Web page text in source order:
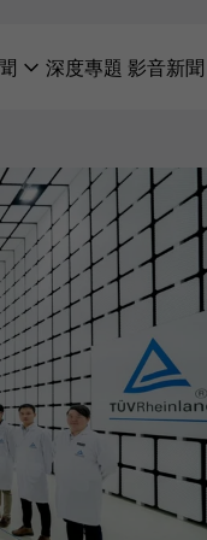
深度專題 影音新聞